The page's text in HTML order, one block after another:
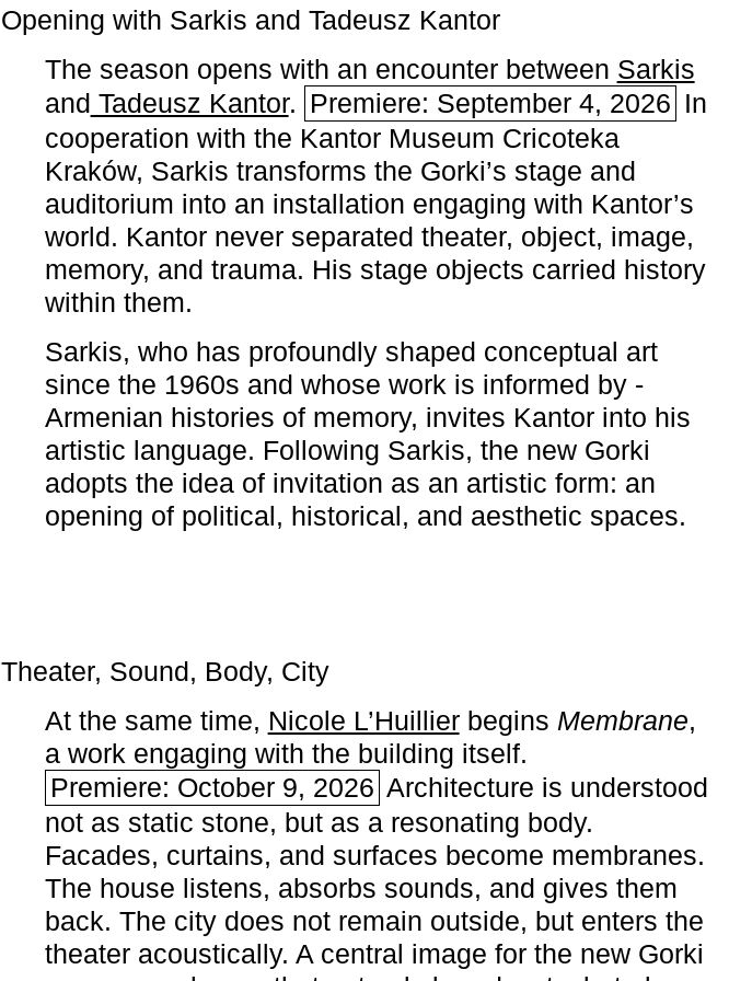
Opening with Sarkis and Tadeusz Kantor
The season opens with an encounter between Sarkis
and Tadeusz Kantor. Premiere: September 4, 2026 In
cooperation with the ­Kantor Museum Cricoteka
Kraków, Sarkis transforms the Gorki’s stage and
auditorium into an installation engaging with Kantor’s
world. Kantor never separated theater, object, image,
memory, and trauma. His stage objects carried history
within them.
Sarkis, who has profoundly shaped conceptual art
since the 1960s and whose work is informed by ­
Armenian histories of memory, invites Kantor into his
artistic language. Following Sarkis, the new Gorki
adopts the idea of invitation as an artistic form: an
opening of political, historical, and aesthetic spaces.
Theater, Sound, Body, City
At the same time, Nicole L’Huillierbegins ­ Membrane,
a work engaging with the building itself.
Premiere: October 9, 2026 Architecture is understood
not as static stone, but as a resonating body.
Facades, curtains, and surfaces become membranes.
The house listens, absorbs sounds, and gives them
back. The city does not remain outside, but enters the
theater acoustically. A central image for the new Gorki